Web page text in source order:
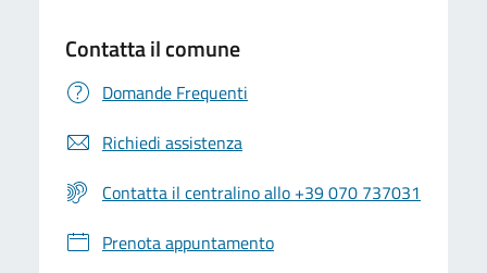
Contatta il comune
Domande Frequenti
Richiedi assistenza
Contatta il centralino allo +39 070 737031
Prenota appuntamento